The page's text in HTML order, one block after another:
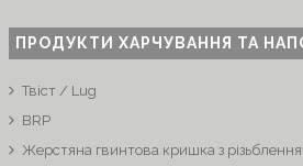
ПРОДУКТИ ХАРЧУВАННЯ ТА
Твіст / Lug
BRP
Жерстяна гвинтова кришка з